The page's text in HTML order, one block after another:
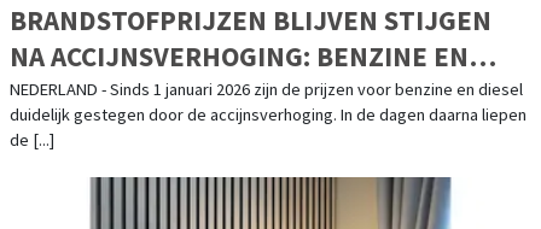
BRANDSTOFPRIJZEN BLIJVEN STIJGEN
NA ACCIJNSVERHOGING: BENZINE EN
DIESEL WEER DUURDER
NEDERLAND - Sinds 1 januari 2026 zijn de prijzen voor benzine en diesel
duidelijk gestegen door de accijnsverhoging. In de dagen daarna liepen
de [...]